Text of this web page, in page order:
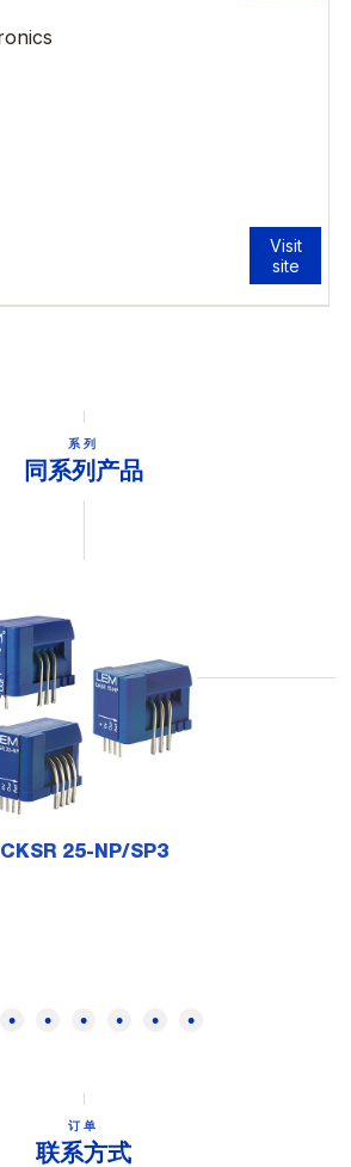
系列
同系列产品
CKSR 25-NP/SP3
订单
联系方式